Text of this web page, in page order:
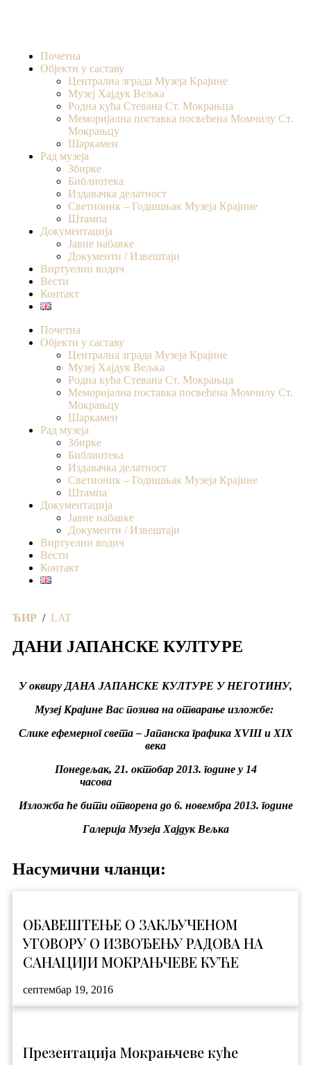
Почетна
Објекти у саставу
Централна зграда Музеја Крајине
Музеј Хајдук Вељка
Родна кућа Стевана Ст. Мокрањца
Меморијална поставка посвећена Момчилу Ст.
Мокрањцу
Шаркамен
Рад музеја
Збирке
Библиотека
Издавачка делатност
Светионик – Годишњак Музеја Крајине
Штампа
Документација
Јавне набавке
Документи / Извештаји
Виртуелни водич
Вести
Контакт
Почетна
Објекти у саставу
Централна зграда Музеја Крајине
Музеј Хајдук Вељка
Родна кућа Стевана Ст. Мокрањца
Меморијална поставка посвећена Момчилу Ст.
Мокрањцу
Шаркамен
Рад музеја
Збирке
Библиотека
Издавачка делатност
Светионик – Годишњак Музеја Крајине
Штампа
Документација
Јавне набавке
Документи / Извештаји
Виртуелни водич
Вести
Контакт
ЋИР / LAT
ДАНИ ЈАПАНСКЕ КУЛТУРЕ
У оквиру ДАНА ЈАПАНСКЕ КУЛТУРЕ У НЕГОТИНУ,
Музеј Крајине Вас позива на отварање изложбе:
Слике ефемерног света – Јапанска графика XVIII и XIX
века
Понедељак, 21. октобар 2013. године у 14
часова
Изложба ће бити отворена до 6. новембра 2013. године
Галерија Музеја Хајдук Вељка
Насумични чланци:
OБАВЕШТЕЊЕ О ЗАКЉУЧЕНОМ
УГОВОРУ О ИЗВОЂЕЊУ РАДОВА НА
САНАЦИЈИ МОКРАЊЧЕВЕ КУЋЕ
септембар 19, 2016
Презентација Мокрањчеве куће